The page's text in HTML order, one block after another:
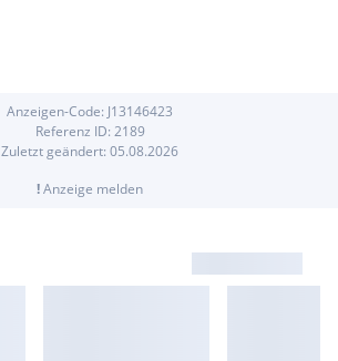
Anzeigen-Code: J13146423
Referenz ID: 2189
Zuletzt geändert: 05.08.2026
!Anzeige melden